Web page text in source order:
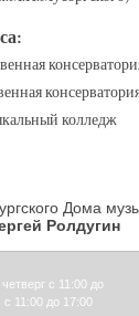
колледж
Дома
Ролдугин
с 11:00 до
с 11:00 до 17:00